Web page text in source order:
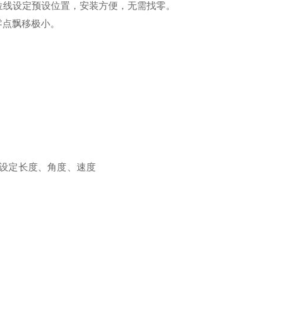
设定预设位置，安装方便，无需找零。
飘移极小。
定长度、角度、速度